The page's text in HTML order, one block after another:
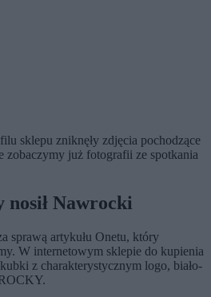
sklepu zniknęły zdjęcia pochodzące
zobaczymy już fotografii ze spotkania
Nawrocki
sprawą artykułu Onetu, który
W internetowym sklepie do kupienia
z charakterystycznym logo, biało-